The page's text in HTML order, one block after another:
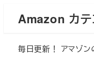
Amazon カテ
毎日更新！ アマゾン